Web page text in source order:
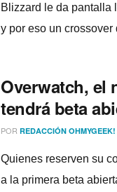
Blizzard le da pantalla
y por eso un
Overwatch, el
tendrá beta
POR REDACCIÓN OHMYGEEK!
Quienes reserven su
a la primera beta